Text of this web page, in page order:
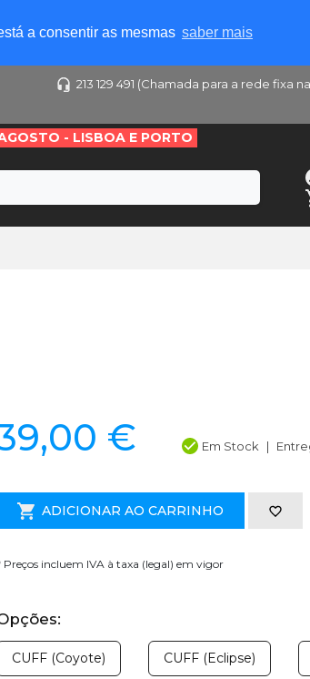
a consentir as mesmas saber mais
213 129 491 (Chamada para a rede fixa
- LISBOA E PORTO
€ Em Stock
ADICIONAR AO CARRINHO
Preços incluem IVA à taxa (legal) em vigor
CUFF (Coyote) CUFF (Eclipse)